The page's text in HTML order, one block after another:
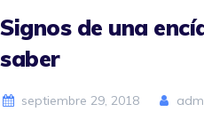
Signos de una
saber
septiembre 29, 2018